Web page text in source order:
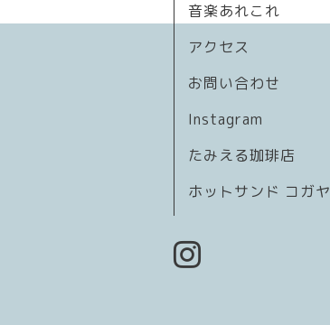
音楽あれこれ
アクセス
お問い合わせ
Instagram
たみえる珈琲店
ホットサンド コガヤ